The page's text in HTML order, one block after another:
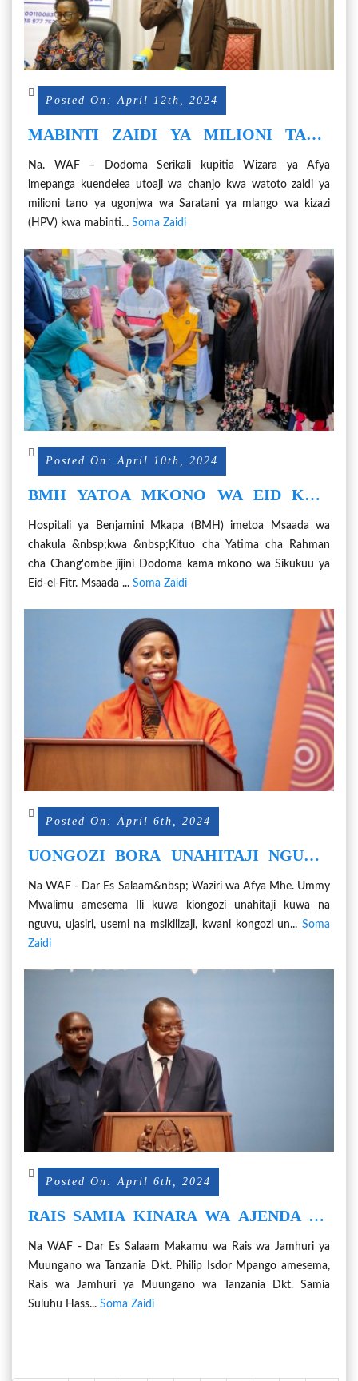
Posted On: April 12th, 2024
MABINTI ZAIDI YA MILIONI TANO
MLANGO WA KIZAZI 2024.
Na. WAF – Dodoma Serikali kupitia Wizara ya Afya
imepanga kuendelea utoaji wa chanjo kwa watoto zaidi ya
milioni tano ya ugonjwa wa Saratani ya mlango wa kizazi
(HPV) kwa mabinti... Soma Zaidi
Posted On: April 10th, 2024
BMH YATOA MKONO WA EID KWA
Hospitali ya Benjamini Mkapa (BMH) imetoa Msaada wa
chakula &nbsp;kwa &nbsp;Kituo cha Yatima cha Rahman
cha Chang'ombe jijini Dodoma kama mkono wa Sikukuu ya
Eid-el-Fitr. Msaada ... Soma Zaidi
Posted On: April 6th, 2024
UONGOZI BORA UNAHITAJI NGUVU,
WAZIRI UMMY
Na WAF - Dar Es Salaam&nbsp; Waziri wa Afya Mhe. Ummy
Mwalimu amesema Ili kuwa kiongozi unahitaji kuwa na
nguvu, ujasiri, usemi na msikilizaji, kwani kongozi un... Soma
Zaidi
Posted On: April 6th, 2024
RAIS SAMIA KINARA WA AJENDA ZA
Na WAF - Dar Es Salaam Makamu wa Rais wa Jamhuri ya
Muungano wa Tanzania Dkt. Philip Isdor Mpango amesema,
Rais wa Jamhuri ya Muungano wa Tanzania Dkt. Samia
Suluhu Hass... Soma Zaidi